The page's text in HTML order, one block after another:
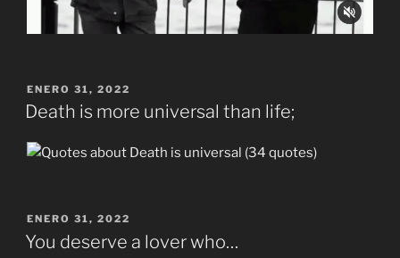
PUBLICADO
EL
ENERO 31, 2022
Death is more universal than life;
PUBLICADO
EL
ENERO 31, 2022
You deserve a lover who…